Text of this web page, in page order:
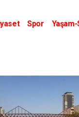
Spor Yaşam-